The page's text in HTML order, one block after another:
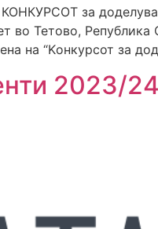
за
Тетово, Република
на “Kонкурсот за
2023/